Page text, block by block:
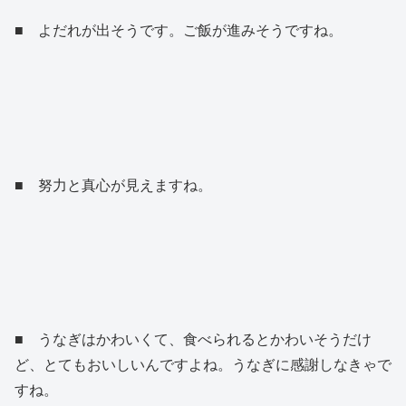
■ よだれが出そうです。ご飯が進みそうですね。
■ 努力と真心が見えますね。
■ うなぎはかわいくて、食べられるとかわいそうだけ
ど、とてもおいしいんですよね。うなぎに感謝しなきゃで
すね。